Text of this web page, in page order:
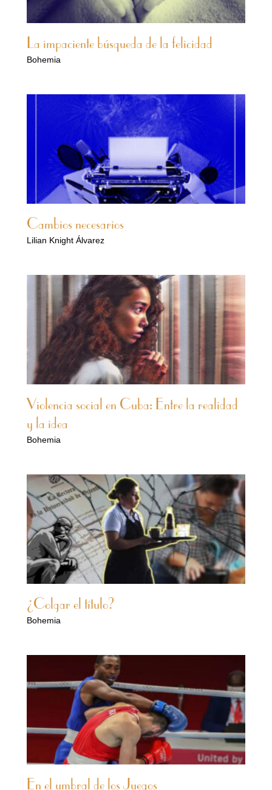
La impaciente búsqueda de la felicidad
Bohemia
Cambios necesarios
Lilian Knight Álvarez
Violencia social en Cuba: Entre la realidad
y la idea
Bohemia
¿Colgar el título?
Bohemia
En el umbral de los Juegos